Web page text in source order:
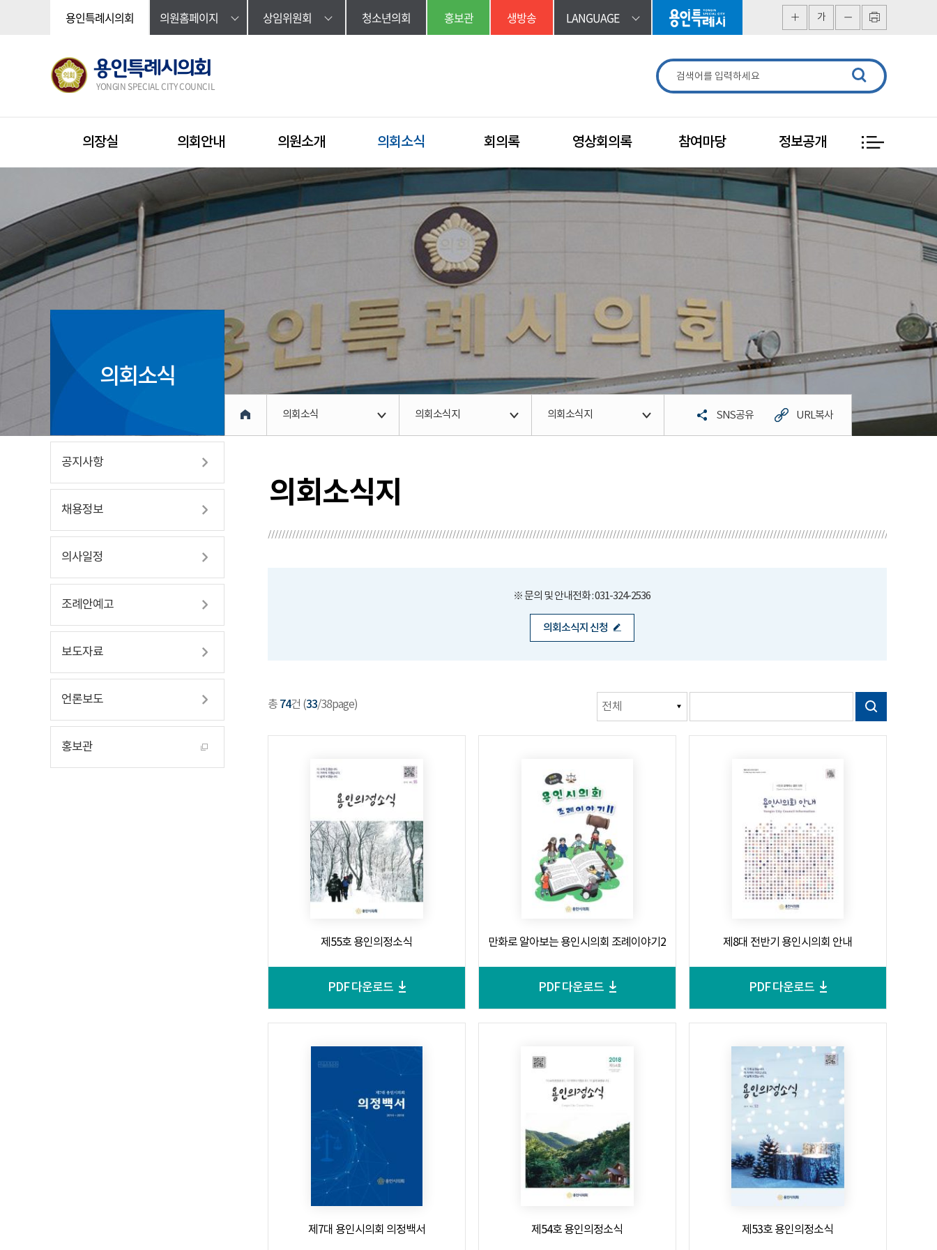
용인특례시의회 의원홈페이지 상임위원회 청소년의회 홍보관 생방송 LANGUAGE 가
용인특례시의회
YONGIN SPECIAL CITY COUNCIL
의장실 의회안내 의원소개 의회소식 회의록 영상회의록 참여마당 정보공개
의회소식
공지사항
채용정보
의사일정
조례안예고
보도자료
언론보도
홍보관
의회소식 의회소식지 의회소식지 SNS공유 URL복사
의회소식지
※ 문의 및 안내전화 :031-324-2536
의회소식지 신청
총 74건 (33/38page)
제55호 용인의정소식
PDF 다운로드
만화로 알아보는 용인시의회 조례이야기2
PDF 다운로드
제8대 전반기 용인시의회 안내
PDF 다운로드
제7대 용인시의회 의정백서 제54호 용인의정소식 제53호 용인의정소식